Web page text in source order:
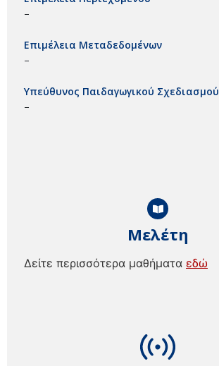
Μελέτη
Δείτε περισσότερα μαθήματα εδώ
–
Επιμέλεια Μεταδεδομένων
–
Υπεύθυνος Παιδαγωγικού Σχεδιασμού
–